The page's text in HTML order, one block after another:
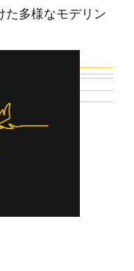
た多様なモデリン